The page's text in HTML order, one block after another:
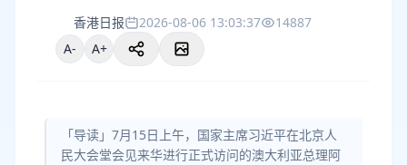
香港日报 2026-08-06 13:03:37
14887
A-
A+
「导读」7月15日上午，国家主席习近平在北京人
民大会堂会见来华进行正式访问的澳大利亚总理阿